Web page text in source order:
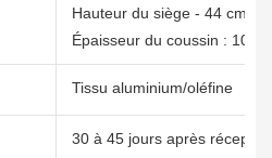
Hauteur du siège - 44 cm
Épaisseur du coussin : 10
Tissu aluminium/oléfine
30 à 45 jours après